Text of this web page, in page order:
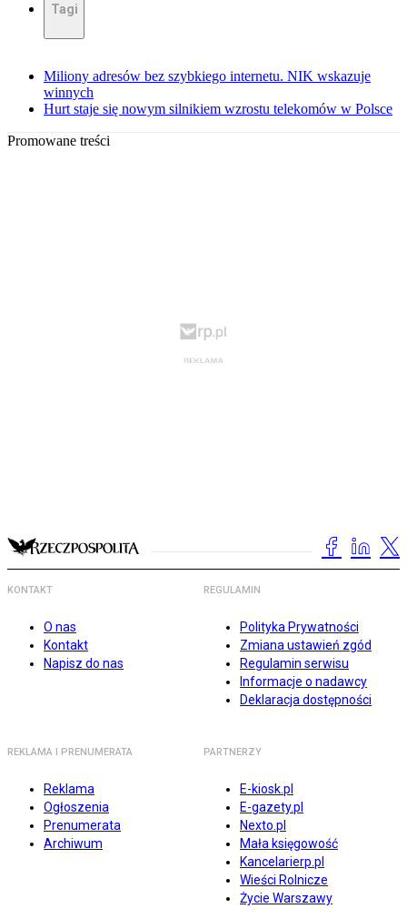
Tagi
Miliony adresów bez szybkiego internetu. NIK wskazuje
winnych
Hurt staje się nowym silnikiem wzrostu telekomów w Polsce
Promowane treści
KONTAKT
O nas
Kontakt
Napisz do nas
REGULAMIN
Polityka Prywatności
Zmiana ustawień zgód
Regulamin serwisu
Informacje o nadawcy
Deklaracja dostępności
REKLAMA I PRENUMERATA
Reklama
Ogłoszenia
Prenumerata
Archiwum
PARTNERZY
E-kiosk.pl
E-gazety.pl
Nexto.pl
Mała księgowość
Kancelarierp.pl
Wieści Rolnicze
Życie Warszawy